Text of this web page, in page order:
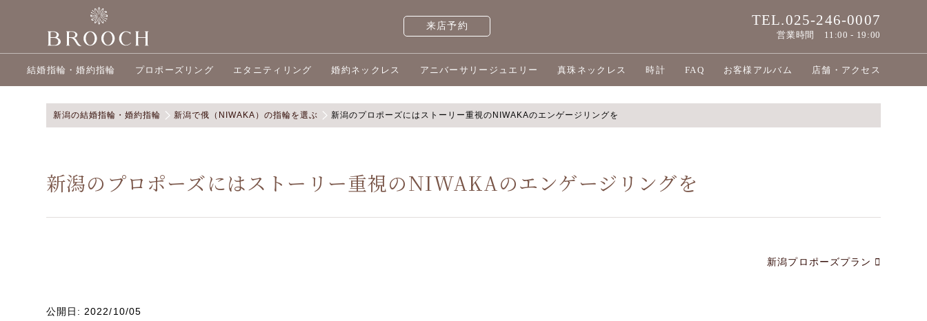
来店予約 TEL.025-246-0007
営業時間 11:00 - 19:00
結婚指輪・婚約指輪 プロポーズリング エタニティリング 婚約ネックレス アニバーサリージュエリー 真珠ネックレス 時計 FAQ お客様アルバム 店舗・アクセス
新潟の結婚指輪・婚約指輪 新潟で俄（NIWAKA）の指輪を選ぶ 新潟のプロポーズにはストーリー重視のNIWAKAのエンゲージリングを
新潟のプロポーズにはストーリー重視のNIWAKAのエンゲージリングを
新潟プロポーズプラン
公開日: 2022/10/05